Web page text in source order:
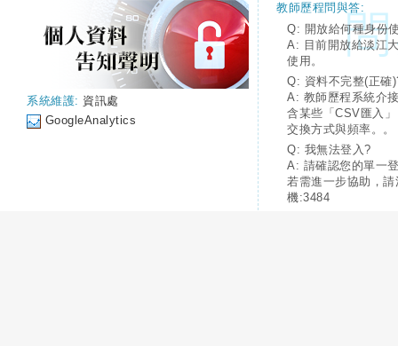
系統維護: 資訊處
GoogleAnalytics
教師歷程問與答:
Q: 開放給何種身份
A: 目前開放給淡江
使用。
Q: 資料不完整(正確
A: 教師歷程系統介
含某些「CSV匯入
交換方式與頻率。。
Q: 我無法登入?
A: 請確認您的單一
若需進一步協助，
機:3484